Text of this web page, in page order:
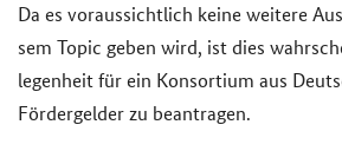
Da es vor­aus­sicht­lich keine wei­te­re
sem Topic geben wird, ist dies
le­gen­heit für ein Kon­sor­ti­um aus
Fördergelder zu be­an­tra­gen.